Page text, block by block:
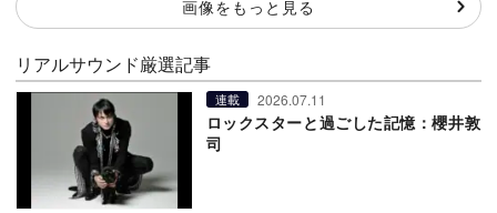
画像をもっと見る
リアルサウンド厳選記事
連載 2026.07.11
ロックスターと過ごした記憶：櫻井敦
司